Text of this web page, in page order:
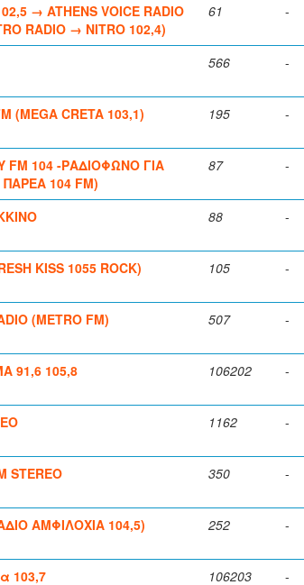
→ ATHENS VOICE RADIO
RADIO → NITRO 102,4)
61 -
566 -
(MEGA CRETA 103,1) 195 -
FM 104 -ΡΑΔΙΟΦΩΝΟ ΓΙΑ
104 FM)
87 -
88 -
KISS 1055 ROCK) 105 -
(METRO FM) 507 -
91,6 105,8 106202 -
1162 -
STEREO 350 -
ΑΜΦΙΛΟΧΙΑ 104,5) 252 -
103,7 106203 -